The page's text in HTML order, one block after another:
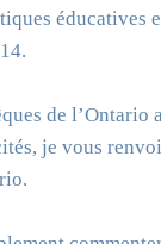
de
je vous